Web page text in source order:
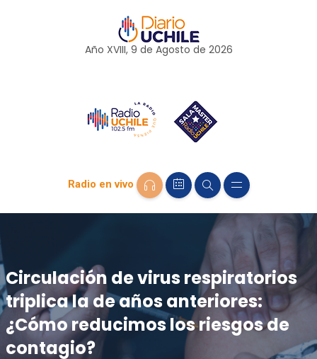
Año XVIII, 9 de Agosto de 2026
Radio en vivo
Circulación de virus respiratorios
triplica la de años anteriores:
¿Cómo reducimos los riesgos de
contagio?